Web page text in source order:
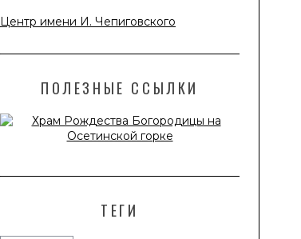
Центр имени И. Чепиговского
ПОЛЕЗНЫЕ ССЫЛКИ
ТЕГИ